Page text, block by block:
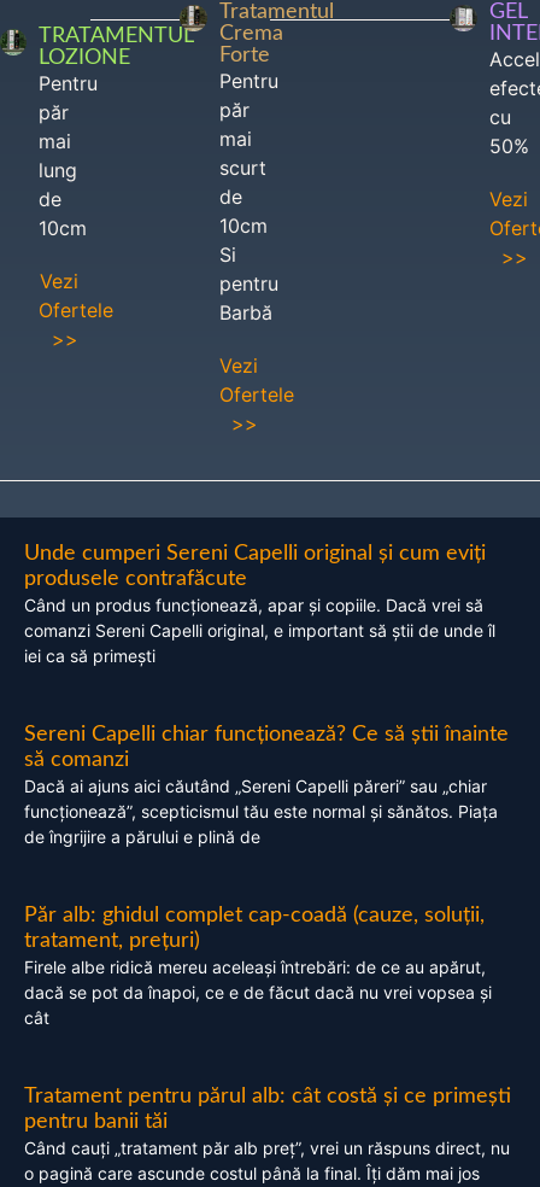
TRATAMENTUL
LOZIONE
Pentru
păr
mai
lung
de
10cm
Vezi
Ofertele
>>
Tratamentul
Crema
Forte
Pentru
păr
mai
scurt
de
10cm
Si
pentru
Barbă
Vezi
Ofertele
>>
GEL
cu
50%
Vezi
>>
Unde cumperi Sereni Capelli original și cum eviți
produsele contrafăcute
Când un produs funcționează, apar și copiile. Dacă vrei să
comanzi Sereni Capelli original, e important să știi de unde îl
iei ca să primești
Sereni Capelli chiar funcționează? Ce să știi înainte
să comanzi
Dacă ai ajuns aici căutând „Sereni Capelli păreri” sau „chiar
funcționează”, scepticismul tău este normal și sănătos. Piața
de îngrijire a părului e plină de
Păr alb: ghidul complet cap-coadă (cauze, soluții,
tratament, prețuri)
Firele albe ridică mereu aceleași întrebări: de ce au apărut,
dacă se pot da înapoi, ce e de făcut dacă nu vrei vopsea și
cât
Tratament pentru părul alb: cât costă și ce primești
pentru banii tăi
Când cauți „tratament păr alb preț”, vrei un răspuns direct, nu
o pagină care ascunde costul până la final. Îți dăm mai jos